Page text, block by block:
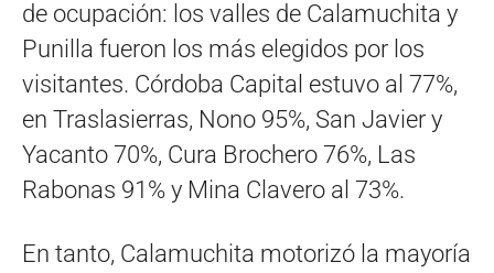
de ocupación: los valles de Calamuchita y
Punilla fueron los más elegidos por los
visitantes. Córdoba Capital estuvo al 77%,
en Traslasierras, Nono 95%, San Javier y
Yacanto 70%, Cura Brochero 76%, Las
Rabonas 91% y Mina Clavero al 73%.
En tanto, Calamuchita motorizó la mayoría